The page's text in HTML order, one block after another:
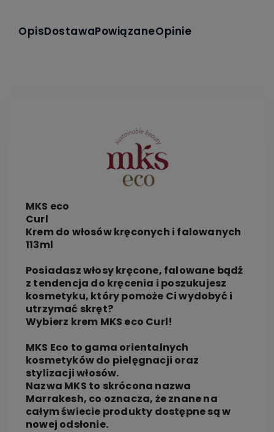
OpisDostawaPowiązaneOpinie
MKS eco
Curl
Krem do włosów kręconych i falowanych
113ml
Posiadasz włosy kręcone, falowane bądź
z tendencja do kręcenia i poszukujesz
kosmetyku, który pomoże Ci wydobyć i
utrzymać skręt?
Wybierz krem MKS eco Curl!
MKS Eco to gama orientalnych
kosmetyków do pielęgnacji oraz
stylizacji włosów.
Nazwa MKS to skrócona nazwa
Marrakesh, co oznacza, że znane na
całym świecie produkty dostępne są w
nowej odsłonie.